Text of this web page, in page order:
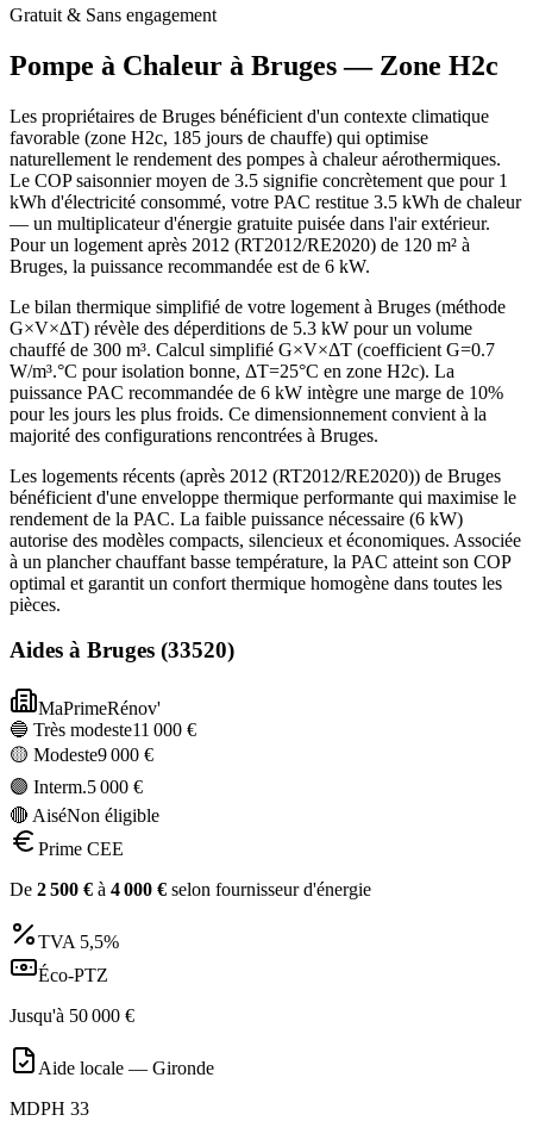
Gratuit & Sans engagement
Pompe à Chaleur à Bruges— Zone H2c
Les propriétaires de Bruges bénéficient d'un contexte climatique
favorable (zone H2c, 185 jours de chauffe) qui optimise
naturellement le rendement des pompes à chaleur aérothermiques.
Le COP saisonnier moyen de 3.5 signifie concrètement que pour 1
kWh d'électricité consommé, votre PAC restitue 3.5 kWh de chaleur
— un multiplicateur d'énergie gratuite puisée dans l'air extérieur.
Pour un logement après 2012 (RT2012/RE2020) de 120 m² à
Bruges, la puissance recommandée est de 6 kW.
Le bilan thermique simplifié de votre logement à Bruges (méthode
G×V×ΔT) révèle des déperditions de 5.3 kW pour un volume
chauffé de 300 m³. Calcul simplifié G×V×ΔT (coefficient G=0.7
W/m³.°C pour isolation bonne, ΔT=25°C en zone H2c). La
puissance PAC recommandée de 6 kW intègre une marge de 10%
pour les jours les plus froids. Ce dimensionnement convient à la
majorité des configurations rencontrées à Bruges.
Les logements récents (après 2012 (RT2012/RE2020)) de Bruges
bénéficient d'une enveloppe thermique performante qui maximise le
rendement de la PAC. La faible puissance nécessaire (6 kW)
autorise des modèles compacts, silencieux et économiques. Associée
à un plancher chauffant basse température, la PAC atteint son COP
optimal et garantit un confort thermique homogène dans toutes les
pièces.
Aides à Bruges (33520)
MaPrimeRénov'
🔵 Très modeste11 000 €
🟡 Modeste9 000 €
🟣 Interm.5 000 €
🔴 AiséNon éligible
Prime CEE
De 2 500 € à 4 000 € selon fournisseur d'énergie
TVA 5,5%
Éco-PTZ
Jusqu'à 50 000 €
Aide locale — Gironde
MDPH 33